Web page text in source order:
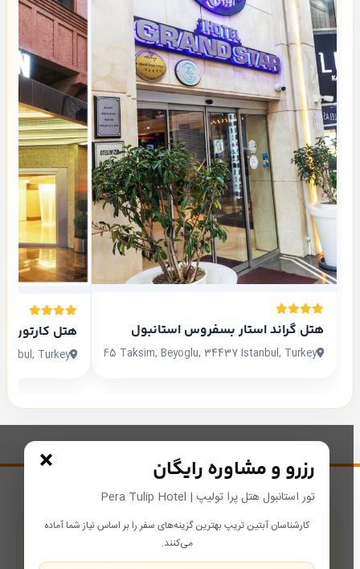
هتل گراند استار بسفروس استانبول
Siraselviler Cad. No:45 Taksim, Beyoglu, 34437 Istanbul, Turkey
هتل کارتون
Turkey
رزرو و مشاوره رایگان
تور استانبول هتل پرا تولیپ | Pera Tulip Hotel
کارشناسان آبتین تریپ بهترین گزینه‌های سفر را بر اساس نیاز شما آماده
می‌کنند.
×
پشتیبانی در طول سفر
همراه شما از رزرو تا بازگشت